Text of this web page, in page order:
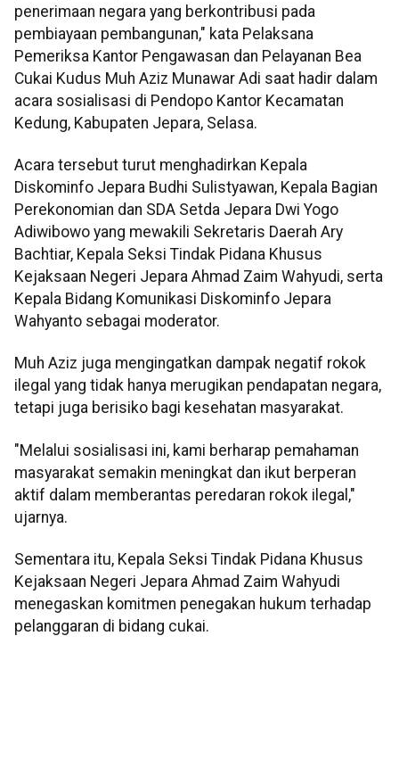
penerimaan negara yang berkontribusi pada
pembiayaan pembangunan," kata Pelaksana
Pemeriksa Kantor Pengawasan dan Pelayanan Bea
Cukai Kudus Muh Aziz Munawar Adi saat hadir dalam
acara sosialisasi di Pendopo Kantor Kecamatan
Kedung, Kabupaten Jepara, Selasa.
Acara tersebut turut menghadirkan Kepala
Diskominfo Jepara Budhi Sulistyawan, Kepala Bagian
Perekonomian dan SDA Setda Jepara Dwi Yogo
Adiwibowo yang mewakili Sekretaris Daerah Ary
Bachtiar, Kepala Seksi Tindak Pidana Khusus
Kejaksaan Negeri Jepara Ahmad Zaim Wahyudi, serta
Kepala Bidang Komunikasi Diskominfo Jepara
Wahyanto sebagai moderator.
Muh Aziz juga mengingatkan dampak negatif rokok
ilegal yang tidak hanya merugikan pendapatan negara,
tetapi juga berisiko bagi kesehatan masyarakat.
"Melalui sosialisasi ini, kami berharap pemahaman
masyarakat semakin meningkat dan ikut berperan
aktif dalam memberantas peredaran rokok ilegal,"
ujarnya.
Sementara itu, Kepala Seksi Tindak Pidana Khusus
Kejaksaan Negeri Jepara Ahmad Zaim Wahyudi
menegaskan komitmen penegakan hukum terhadap
pelanggaran di bidang cukai.